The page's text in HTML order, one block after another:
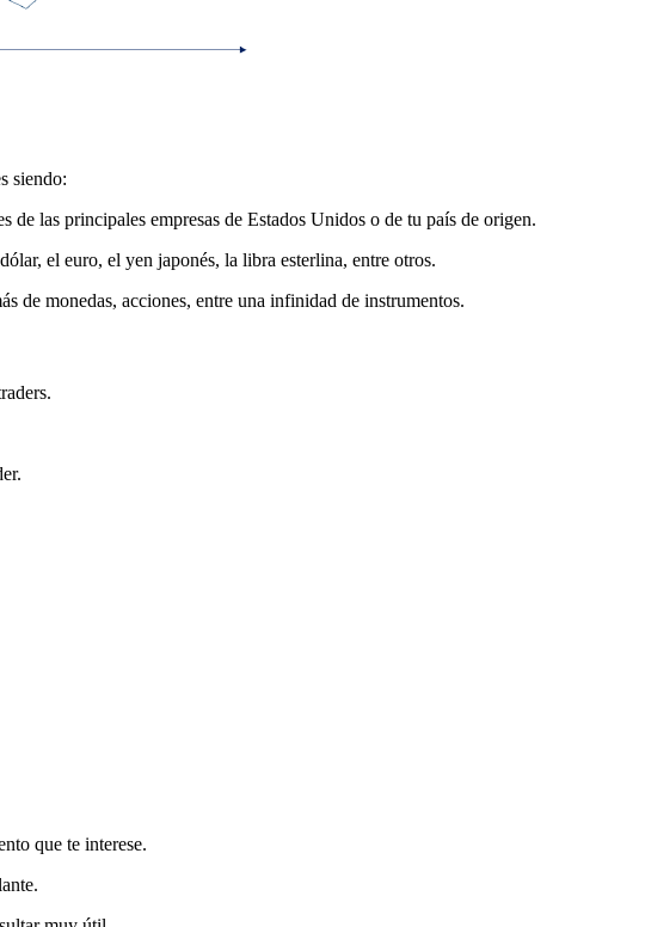
siendo:
de las principales empresas de Estados Unidos o de tu país de origen.
el euro, el yen japonés, la libra esterlina, entre otros.
de monedas, acciones, entre una infinidad de instrumentos.
que te interese.